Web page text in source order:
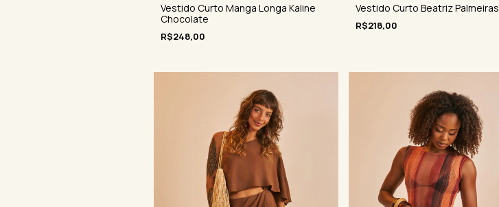
Vestido Curto Manga Longa Kaline
Chocolate
R$248,00
Vestido Curto Beatriz Palmeiras
R$218,00